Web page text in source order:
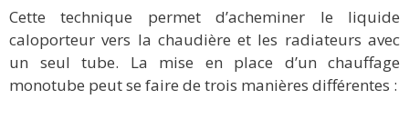
Cette technique permet d’acheminer le liquide
caloporteur vers la chaudière et les radiateurs avec
un seul tube. La mise en place d’un chauffage
monotube peut se faire de trois manières différentes :